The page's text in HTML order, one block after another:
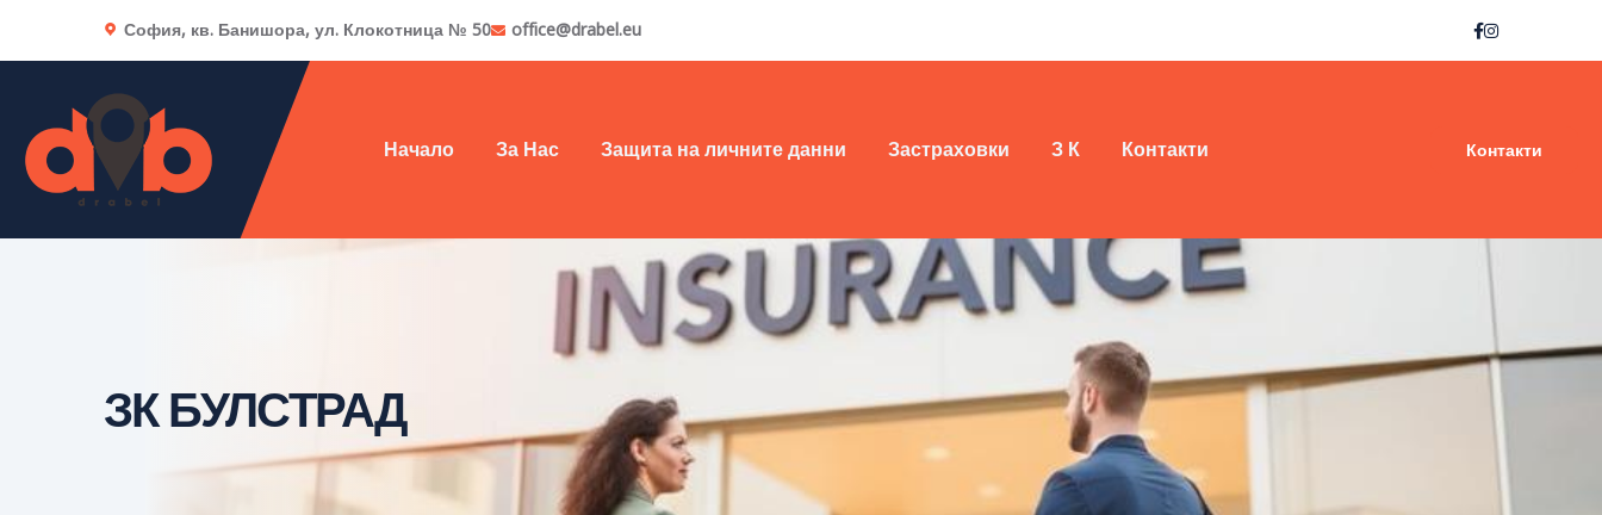
София, кв. Банишора, ул. Клокотница № 50 office@drabel.eu
Начало За Нас Защита на личните данни Застраховки З К Контакти Контакти
ЗК БУЛСТРАД